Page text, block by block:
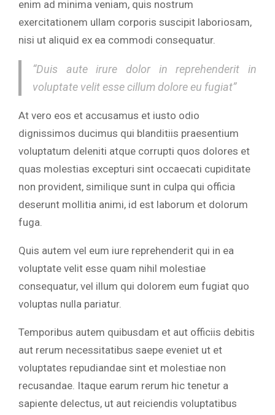
enim ad minima veniam, quis nostrum
exercitationem ullam corporis suscipit laboriosam,
nisi ut aliquid ex ea commodi consequatur.
“Duis aute irure dolor in reprehenderit in
voluptate velit esse cillum dolore eu fugiat”
At vero eos et accusamus et iusto odio
dignissimos ducimus qui blanditiis praesentium
voluptatum deleniti atque corrupti quos dolores et
quas molestias excepturi sint occaecati cupiditate
non provident, similique sunt in culpa qui officia
deserunt mollitia animi, id est laborum et dolorum
fuga.
Quis autem vel eum iure reprehenderit qui in ea
voluptate velit esse quam nihil molestiae
consequatur, vel illum qui dolorem eum fugiat quo
voluptas nulla pariatur.
Temporibus autem quibusdam et aut officiis debitis
aut rerum necessitatibus saepe eveniet ut et
voluptates repudiandae sint et molestiae non
recusandae. Itaque earum rerum hic tenetur a
sapiente delectus, ut aut reiciendis voluptatibus